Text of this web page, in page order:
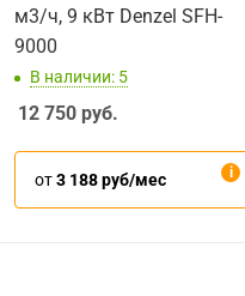
м3/ч, 9 кВт Denzel SFH-
9000
В наличии: 5
12 750руб.
от3 188 руб/мес